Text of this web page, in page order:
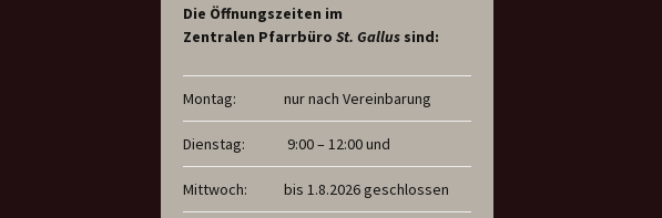
Die Öffnungszeiten im
Zentralen Pfarrbüro St. Gallus sind:
Montag: nur nach Vereinbarung
Dienstag: 9:00 – 12:00 und
Mittwoch: bis 1.8.2026 geschlossen